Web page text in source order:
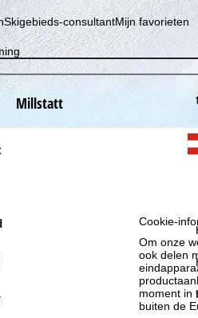
Cookie-
Om onze
ook delen
moment in
buiten de
Skigebieds-consultantMijn favorieten
Millstatt